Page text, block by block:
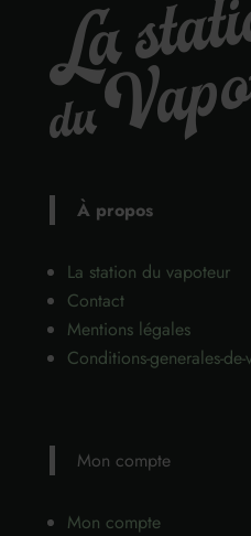
À propos
La station du vapoteur
Contact
Mentions légales
Conditions-generales-de-
Mon compte
Mon compte